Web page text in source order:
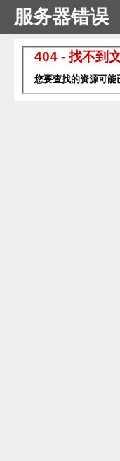
服务器错误
404 - 找不到
您要查找的资源可能